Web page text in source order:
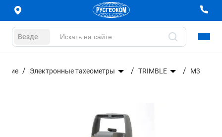
Везде
Электронные тахеометры TRIMBLE M3